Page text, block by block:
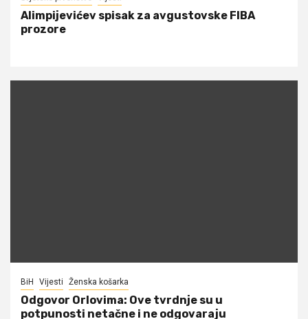
Alimpijevićev spisak za avgustovske FIBA
prozore
BiH Vijesti Ženska košarka
Odgovor Orlovima: ​Ove tvrdnje su u
potpunosti netačne i ne odgovaraju